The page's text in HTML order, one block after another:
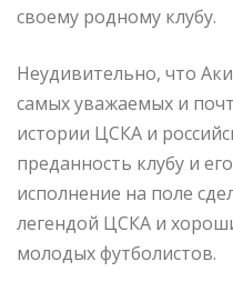
своему родному клубу.
Неудивительно, что
самых уважаемых и
истории ЦСКА и
преданность клубу и
исполнение на поле
легендой ЦСКА и
молодых футболистов.